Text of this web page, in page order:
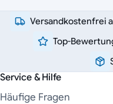
Versandkostenfrei
Top-
Service & Hilfe
Häufige Fragen